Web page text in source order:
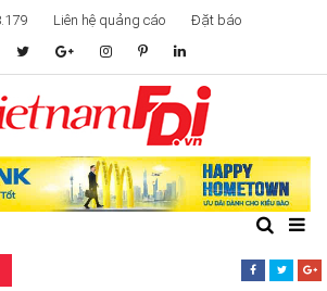
Liên hệ quảng cáo Đặt báo
TƯ